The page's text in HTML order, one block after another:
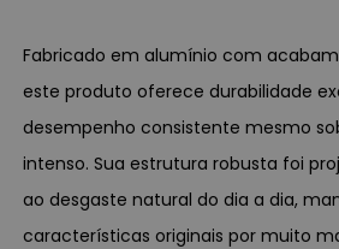
Fabricado em alumínio com
este produto oferece durabilidade
desempenho consistente mesmo
intenso. Sua estrutura robusta foi
ao desgaste natural do dia a dia,
características originais por muito